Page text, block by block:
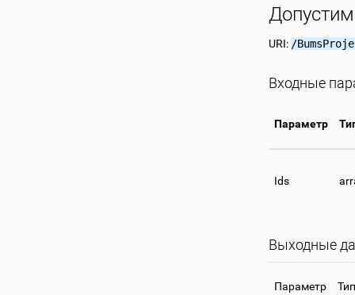
URI: /
Входные
Параметр
Ids
Выходные
Параметр Тип